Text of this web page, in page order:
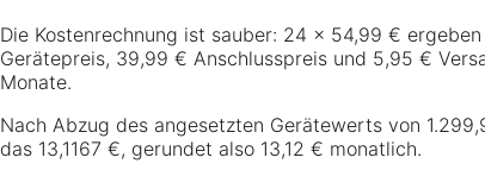
Die Kostenrechnung ist sauber: 24 × 54,99 €
Gerätepreis, 39,99 € Anschlusspreis und 5,95 €
Monate.
Nach Abzug des angesetzten Gerätewerts von
das 13,1167 €, gerundet also 13,12 € monatlich.